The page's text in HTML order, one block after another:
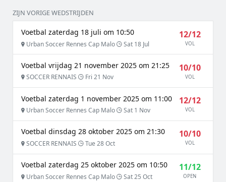
ZIJN VORIGE WEDSTRIJDEN
Voetbal zaterdag 18 juli om 10:50
Urban Soccer Rennes Cap Malo Sat 18 Jul
12/12
VOL
Voetbal vrijdag 21 november 2025 om 21:25
SOCCER RENNAIS Fri 21 Nov
10/10
VOL
Voetbal zaterdag 1 november 2025 om 11:00
Urban Soccer Rennes Cap Malo Sat 1 Nov
12/12
VOL
Voetbal dinsdag 28 oktober 2025 om 21:30
SOCCER RENNAIS Tue 28 Oct
10/10
VOL
Voetbal zaterdag 25 oktober 2025 om 10:50
Urban Soccer Rennes Cap Malo Sat 25 Oct
11/12
OPEN